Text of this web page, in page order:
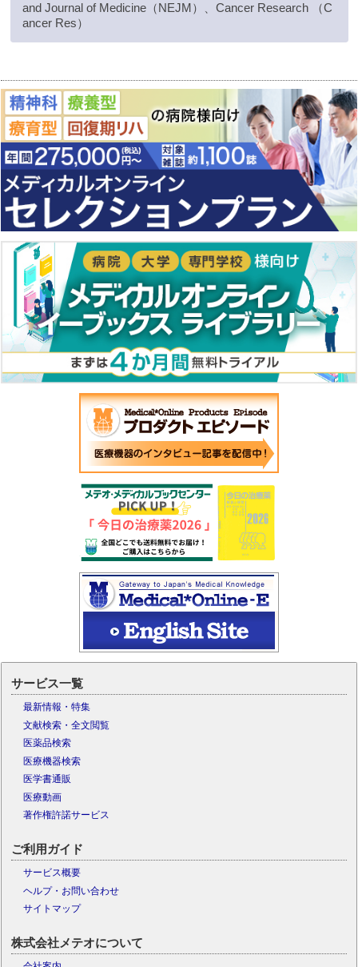
and Journal of Medicine（NEJM）、Cancer Research （C
ancer Res）
サービス一覧
最新情報・特集
文献検索・全文閲覧
医薬品検索
医療機器検索
医学書通販
医療動画
著作権許諾サービス
ご利用ガイド
サービス概要
ヘルプ・お問い合わせ
サイトマップ
株式会社メテオについて